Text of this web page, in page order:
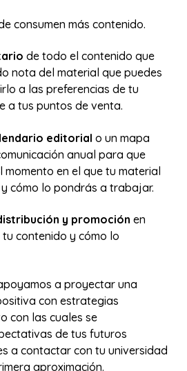
consumen más contenido.
de todo el contenido que
nota del material que puedes
a las preferencias de tu
a tus puntos de venta.
editorialo un mapa
anual para que
momento en el que tu material
cómo lo pondrás a trabajar.
y promociónen
contenido y cómo lo
a proyectar una
con estrategias
con las cuales se
de tus futuros
a contactar con tu universidad
aproximación.